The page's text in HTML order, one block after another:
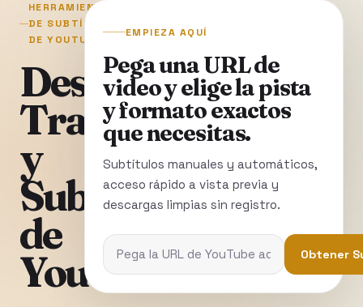
HERRAMIENTAS
DE SUBTÍTULOS
DE YOUTUBE
Descarga
Transcripciones
y
Subtítulos
de
YouTube
EMPIEZA AQUÍ
Pega una URL de
video y elige la pista
y formato exactos
que necesitas.
Subtítulos manuales y automáticos,
acceso rápido a vista previa y
descargas limpias sin registro.
Obtener